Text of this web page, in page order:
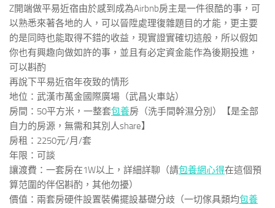
Z開端做平易近宿由於感到成為Airbnb房主是一件很酷的事，可
以熟悉來著各地的人，可以晉陞處理復雜題目的才能，更主要
的是同時也能取得不錯的收益，現實證實確切這般，所以假如
你也有興趣向做如許的事，並且有必定資金能作為後期投進，
可以斟酌
再說下平易近宿年夜致的情形
地位：武漢市萬金國際廣場（武昌火車站）
房間：50平方米，一整套包養房（洗手間幹濕分別）【是全部
自力的房源，無需和其別人share】
房租：2250元/月/套
年限：可談
讓渡費：一套房在1W以上，詳細詳聊（請包養網心得在這個預
算范圍的伴侶斟酌，其他勿擾）
價值：兩套房硬件設置裝備擺設基礎分歧（一切傢具類均包養